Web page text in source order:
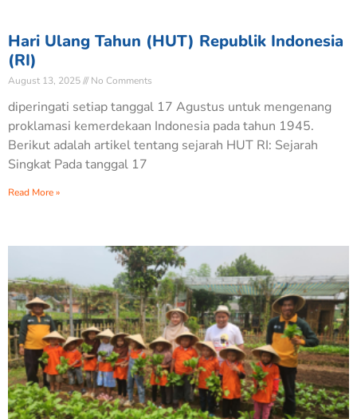
Hari Ulang Tahun (HUT) Republik Indonesia
(RI)
August 13, 2025 No Comments
diperingati setiap tanggal 17 Agustus untuk mengenang
proklamasi kemerdekaan Indonesia pada tahun 1945.
Berikut adalah artikel tentang sejarah HUT RI: Sejarah
Singkat Pada tanggal 17
Read More »